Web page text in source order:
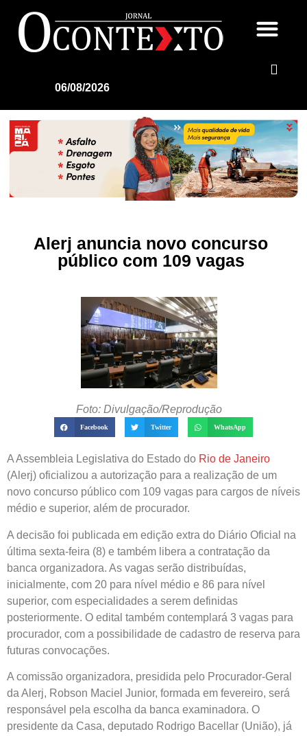
06/08/2026
Alerj anuncia novo concurso
público com 109 vagas
Foto: Divulgação/Reprodução
Facebook Twitter WhatsApp
A Assembleia Legislativa do Estado do Rio de Janeiro
(Alerj) oficializou a autorização para a realização de um
novo concurso público com 109 vagas para cargos de níveis
médio e superior, além de procurador.
A decisão foi publicada em edição extra do Diário Oficial na
última sexta-feira (8) e também libera a contratação da
banca organizadora. As vagas serão distribuídas,
inicialmente, com 20 para nível médio e 86 para nível
superior, com especialidades a serem definidas
posteriormente. O edital também contemplará 3 vagas para
procurador, com a possibilidade de cadastro de reserva para
futuras convocações.
A comissão organizadora, presidida pelo Procurador-Geral
da Alerj, Robson Maciel Junior, formada em fevereiro, será
responsável pela escolha da banca examinadora. O
presidente da Casa, deputado Rodrigo Bacellar (União), já